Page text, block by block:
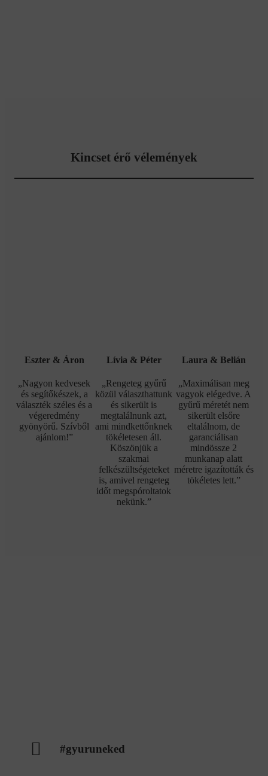
Kincset érő vélemények
Eszter & Áron
„Nagyon kedvesek
és segítőkészek, a
választék széles és a
végeredmény
gyönyörű. Szívből
ajánlom!”
Lívia & Péter
„Rengeteg gyűrű
közül választhattunk
és sikerült is
megtalálnunk azt,
ami mindkettőnknek
tökéletesen áll.
Köszönjük a
szakmai
felkészültségeteket
is, amivel rengeteg
időt megspóroltatok
nekünk.”
Laura & Belián
„Maximálisan meg
vagyok elégedve. A
gyűrű méretét nem
sikerült elsőre
eltalálnom, de
garanciálisan
mindössze 2
munkanap alatt
méretre igazították és
tökéletes lett.”
#gyuruneked